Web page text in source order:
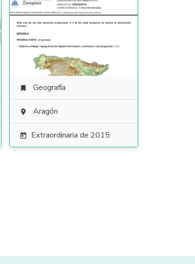
 Geografía
 Aragón
 Extraordinaria de 2015